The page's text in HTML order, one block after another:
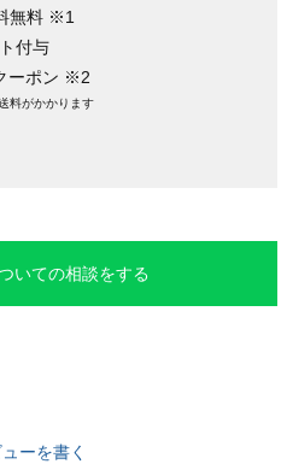
無料 ※1
付与
ーポン ※2
料がかかります
いての相談をする
ーを書く